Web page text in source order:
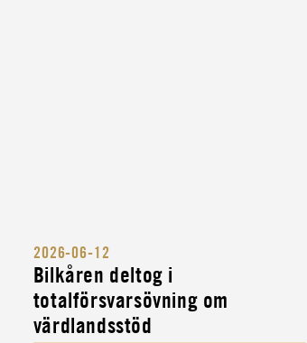
2026-06-12
Bilkåren deltog i
totalförsvarsövning om
värdlandsstöd